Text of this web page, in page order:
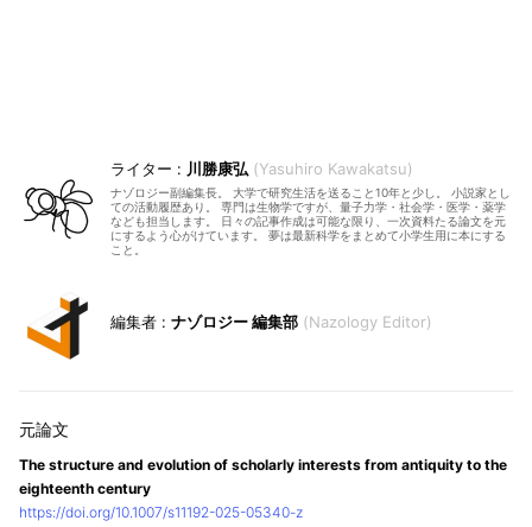
川勝康弘 Yasuhiro Kawakatsu
ナゾロジー副編集長。 大学で研究生活を送ること10年と少し。 小説家とし
ての活動履歴あり。 専門は生物学ですが、量子力学・社会学・医学・薬学
なども担当します。 日々の記事作成は可能な限り、一次資料たる論文を元
にするよう心がけています。 夢は最新科学をまとめて小学生用に本にする
こと。
ナゾロジー 編集部 Nazology Editor
The structure and evolution of scholarly interests from antiquity to the
eighteenth century
https://doi.org/10.1007/s11192-025-05340-z